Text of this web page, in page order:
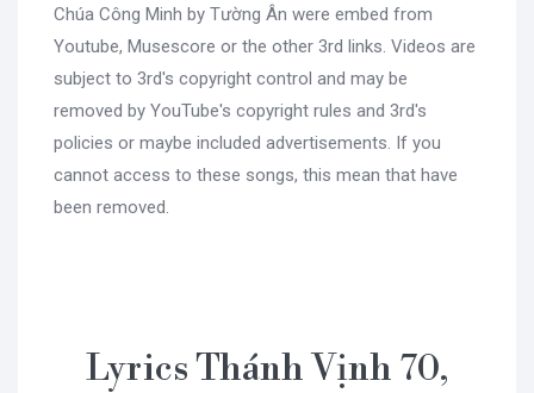
Chúa Công Minh by Tường Ân were embed from
Youtube, Musescore or the other 3rd links. Videos are
subject to 3rd's copyright control and may be
removed by YouTube's copyright rules and 3rd's
policies or maybe included advertisements. If you
cannot access to these songs, this mean that have
been removed.
Lyrics Thánh Vịnh 70,